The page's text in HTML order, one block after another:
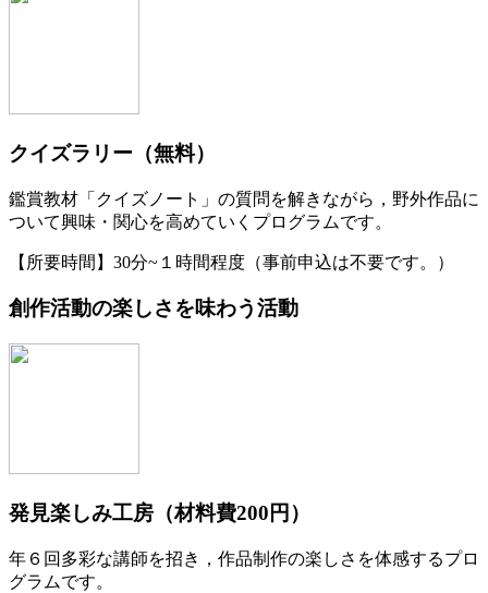
クイズラリー（無料）
鑑賞教材「クイズノート」の質問を解きながら，野外作品に
ついて興味・関心を高めていくプログラムです。
【所要時間】30分~１時間程度（事前申込は不要です。）
創作活動の楽しさを味わう活動
発見楽しみ工房（材料費200円）
年６回多彩な講師を招き，作品制作の楽しさを体感するプロ
グラムです。